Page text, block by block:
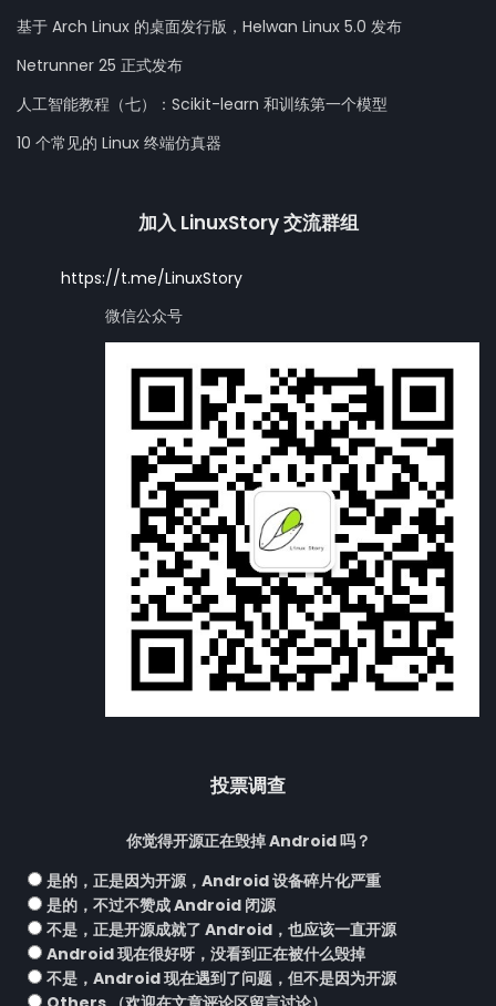
基于 Arch Linux 的桌面发行版，Helwan Linux 5.0 发布
Netrunner 25 正式发布
人工智能教程（七）：Scikit-learn 和训练第一个模型
10 个常见的 Linux 终端仿真器
加入 LinuxStory 交流群组
https://t.me/LinuxStory
微信公众号
投票调查
你觉得开源正在毁掉 Android 吗？
是的，正是因为开源，Android 设备碎片化严重
是的，不过不赞成 Android 闭源
不是，正是开源成就了 Android，也应该一直开源
Android 现在很好呀，没看到正在被什么毁掉
不是，Android 现在遇到了问题，但不是因为开源